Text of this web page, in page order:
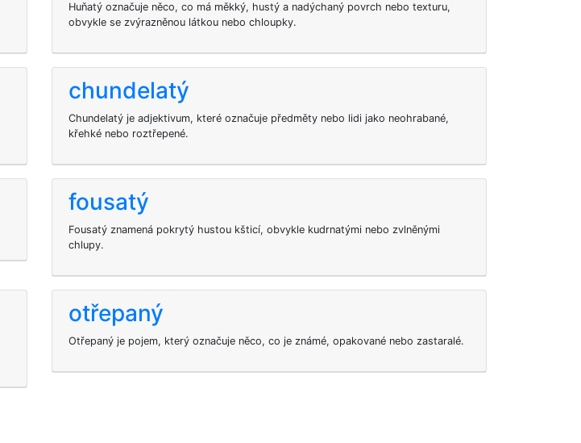
Huňatý označuje něco, co má měkký, hustý a nadýchaný povrch nebo texturu,
obvykle se zvýrazněnou látkou nebo chloupky.
chundelatý
Chundelatý je adjektivum, které označuje předměty nebo lidi jako neohrabané,
křehké nebo roztřepené.
fousatý
Fousatý znamená pokrytý hustou kšticí, obvykle kudrnatými nebo zvlněnými
chlupy.
otřepaný
Otřepaný je pojem, který označuje něco, co je známé, opakované nebo zastaralé.